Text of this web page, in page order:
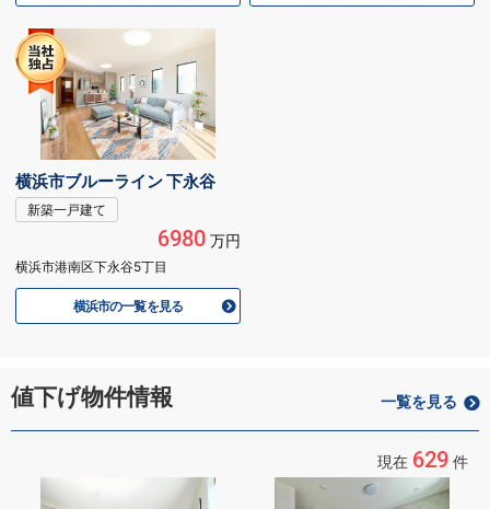
横浜市ブルーライン 下永谷
新築一戸建て
6980万円
横浜市港南区下永谷5丁目
横浜市の一覧を見る
値下げ物件情報 一覧を見る
現在 629 件